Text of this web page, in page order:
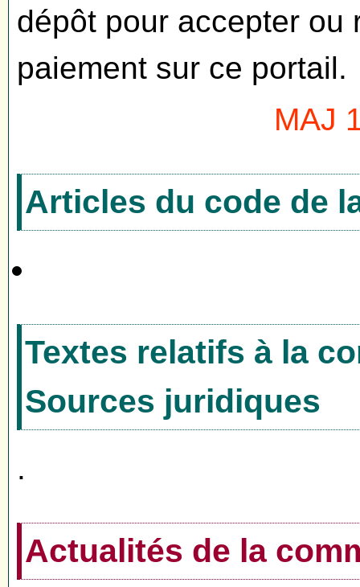
dépôt pour accepter ou
paiement sur ce portail.
MAJ
Articles du code de
Textes relatifs à la
Sources juridiques
.
Actualités de la